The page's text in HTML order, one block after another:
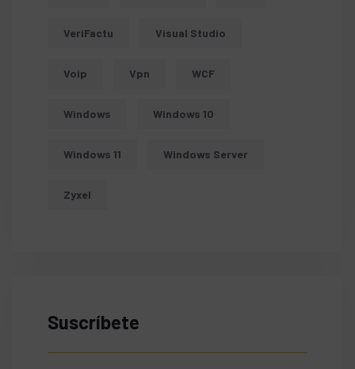
VeriFactu Visual Studio
Voip Vpn WCF
Windows Windows 10
Windows 11 Windows Server
Zyxel
Suscríbete